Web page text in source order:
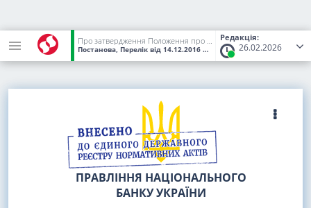
Редакція:
26.02.2026
Про затвердження Положення про екстрену підтримку Національним банком України ліквідності банків
Постанова, Перелік від 14.12.2016 № 411 (Статус:Чинний)
ПРАВЛІННЯ НАЦІОНАЛЬНОГО
БАНКУ УКРАЇНИ